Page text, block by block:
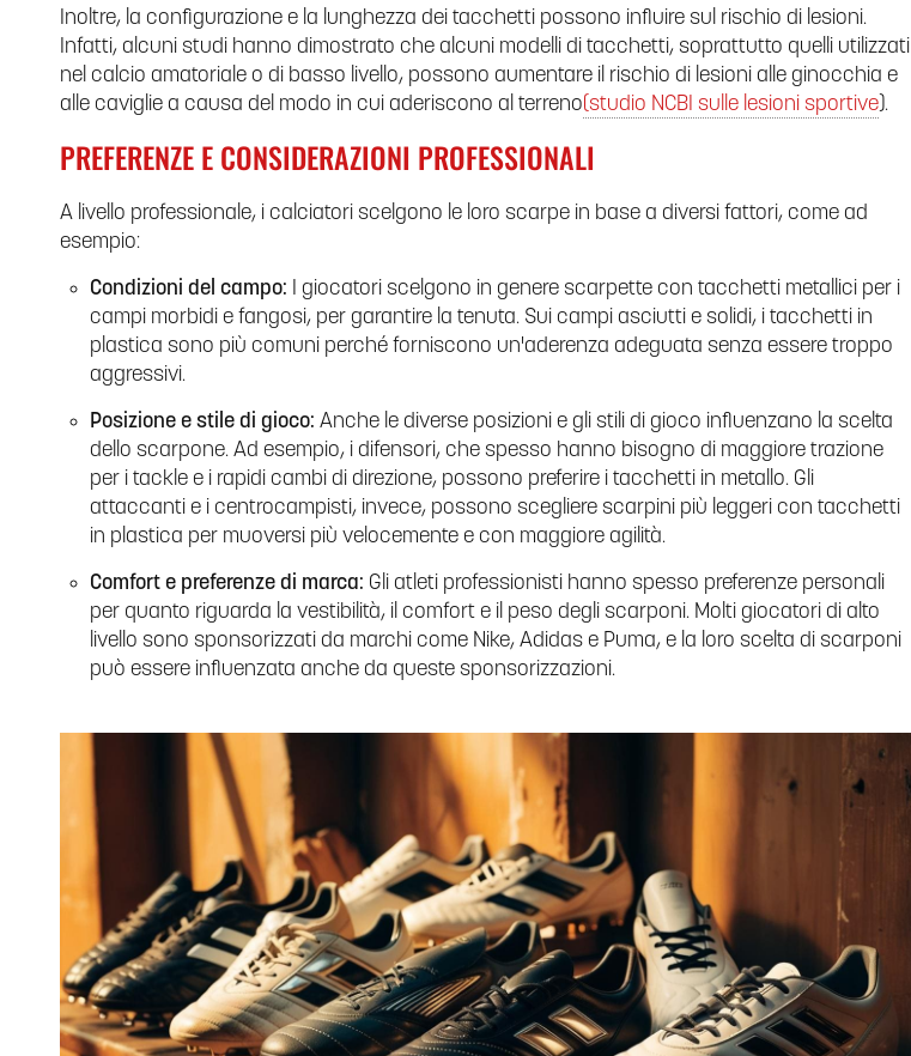
Inoltre, la configurazione e la lunghezza dei tacchetti possono influire sul rischio di lesioni.
Infatti, alcuni studi hanno dimostrato che alcuni modelli di tacchetti, soprattutto quelli utilizzati
nel calcio amatoriale o di basso livello, possono aumentare il rischio di lesioni alle ginocchia e
alle caviglie a causa del modo in cui aderiscono al terreno(studio NCBI sulle lesioni sportive).
PREFERENZE E CONSIDERAZIONI PROFESSIONALI
A livello professionale, i calciatori scelgono le loro scarpe in base a diversi fattori, come ad
esempio:
Condizioni del campo: I giocatori scelgono in genere scarpette con tacchetti metallici per i
campi morbidi e fangosi, per garantire la tenuta. Sui campi asciutti e solidi, i tacchetti in
plastica sono più comuni perché forniscono un'aderenza adeguata senza essere troppo
aggressivi.
Posizione e stile di gioco: Anche le diverse posizioni e gli stili di gioco influenzano la scelta
dello scarpone. Ad esempio, i difensori, che spesso hanno bisogno di maggiore trazione
per i tackle e i rapidi cambi di direzione, possono preferire i tacchetti in metallo. Gli
attaccanti e i centrocampisti, invece, possono scegliere scarpini più leggeri con tacchetti
in plastica per muoversi più velocemente e con maggiore agilità.
Comfort e preferenze di marca: Gli atleti professionisti hanno spesso preferenze personali
per quanto riguarda la vestibilità, il comfort e il peso degli scarponi. Molti giocatori di alto
livello sono sponsorizzati da marchi come Nike, Adidas e Puma, e la loro scelta di scarponi
può essere influenzata anche da queste sponsorizzazioni.